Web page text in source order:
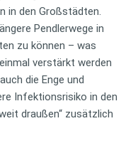
in den Großstädten.
Pendlerwege in
zu können – was
verstärkt werden
die Enge und
Infektionsrisiko in den
draußen“ zusätzlich